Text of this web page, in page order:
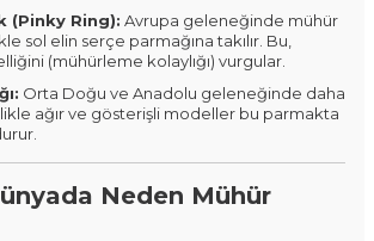
(Pinky Ring): Avrupa geleneğinde mühür
sol elin serçe parmağına takılır. Bu,
(mühürleme kolaylığı) vurgular.
Orta Doğu ve Anadolu geleneğinde daha
ağır ve gösterişli modeller bu parmakta
Neden Mühür